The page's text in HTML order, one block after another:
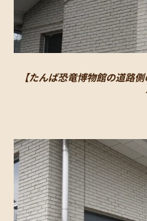
【たんば恐竜博物館の道路